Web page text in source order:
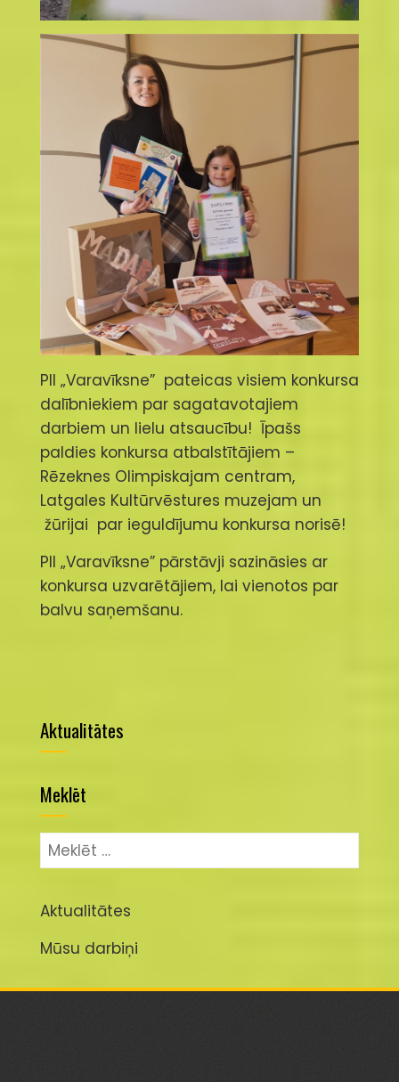
PII „Varavīksne” pateicas visiem konkursa
dalībniekiem par sagatavotajiem
darbiem un lielu atsaucību! Īpašs
paldies konkursa atbalstītājiem –
Rēzeknes Olimpiskajam centram,
Latgales Kultūrvēstures muzejam un
žūrijai par ieguldījumu konkursa norisē!
PII „Varavīksne” pārstāvji sazināsies ar
konkursa uzvarētājiem, lai vienotos par
balvu saņemšanu.
Aktualitātes
Meklēt
Meklēt:
Aktualitātes
Mūsu darbiņi